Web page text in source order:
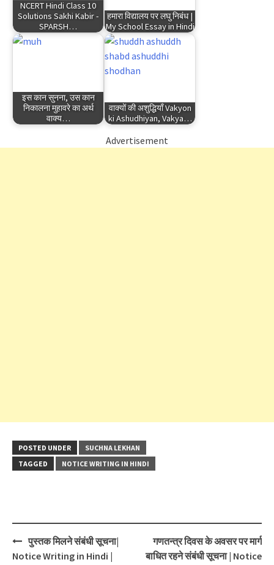
NCERT Hindi Class 10
Solutions Sakhi Kabir -
SPARSH…
हमारा विद्यालय पर लघु निबंध |
My School Essay in Hindi
इस कान सुनना, उस कान
निकालना मुहावरे का अर्थ
वाक्य…
वाक्यों की अशुद्धियाँ Vakyon
ki Ashudhiyan, Vakya…
Advertisement
POSTED UNDER
SUCHNA LEKHAN
TAGGED
NOTICE WRITING IN HINDI
Post
navigation
पुस्तक मिलने संबंधी सूचना|
Notice Writing in Hindi |
गणतन्त्र दिवस के अवसर पर मार्ग
बाधित रहने संबंधी सूचना | Notice